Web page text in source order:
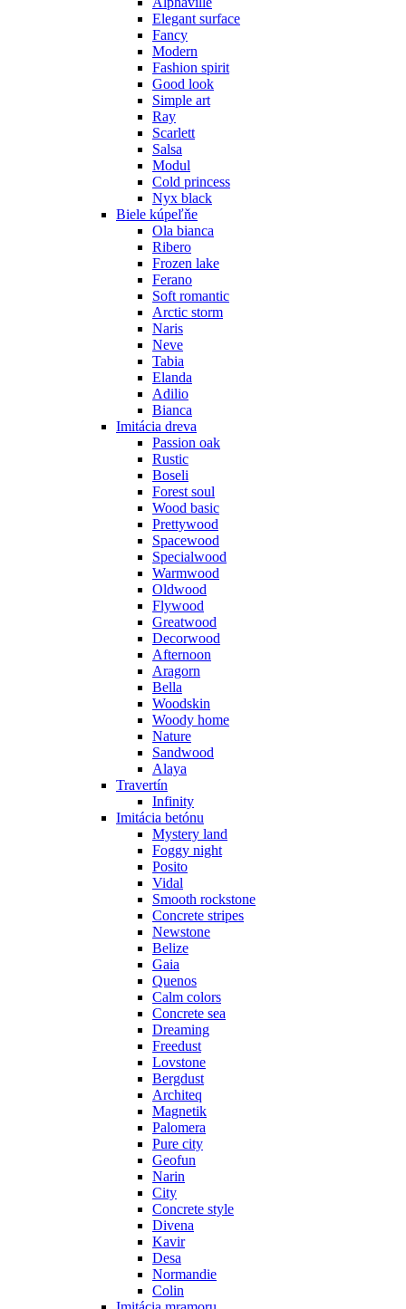
Elegant surface
Fancy
Modern
Fashion spirit
Good look
Simple art
Ray
Scarlett
Salsa
Modul
Cold princess
Nyx black
Biele kúpeľňe
Ola bianca
Ribero
Frozen lake
Ferano
Soft romantic
Arctic storm
Naris
Neve
Tabia
Elanda
Adilio
Bianca
Imitácia dreva
Passion oak
Rustic
Boseli
Forest soul
Wood basic
Prettywood
Spacewood
Specialwood
Warmwood
Oldwood
Flywood
Greatwood
Decorwood
Afternoon
Aragorn
Bella
Woodskin
Woody home
Nature
Sandwood
Alaya
Travertín
Infinity
Imitácia betónu
Mystery land
Foggy night
Posito
Vidal
Smooth rockstone
Concrete stripes
Newstone
Belize
Gaia
Quenos
Calm colors
Concrete sea
Dreaming
Freedust
Lovstone
Bergdust
Architeq
Magnetik
Palomera
Pure city
Geofun
Narin
City
Concrete style
Divena
Kavir
Desa
Normandie
Colin